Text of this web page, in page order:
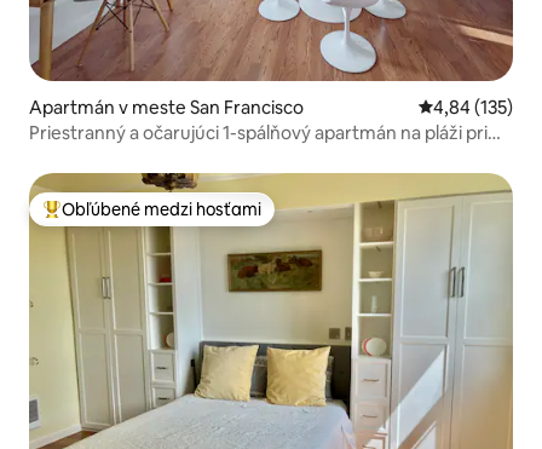
Apartmán v meste San Francisco Priemerné
4,84 (135)
Priestranný a očarujúci 1-spálňový apartmán na pláži pri
Najobľúbenejšie medzi hosťami
Obľúbené medzi hosťami